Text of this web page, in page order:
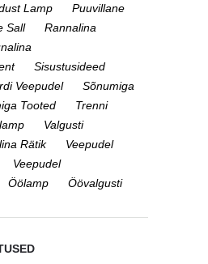
Lamp
Puuvillane
Sall
Rannalina
Sisustusideed
Veepudel
Sõnumiga
Tooted
Trenni
Valgusti
Rätik
Veepudel
Veepudel
Öölamp Öövalgusti